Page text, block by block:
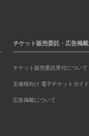
チケット販売委託・広告掲載
チケット販売委託受付について
主催様向け 電子チケットガイド
広告掲載について